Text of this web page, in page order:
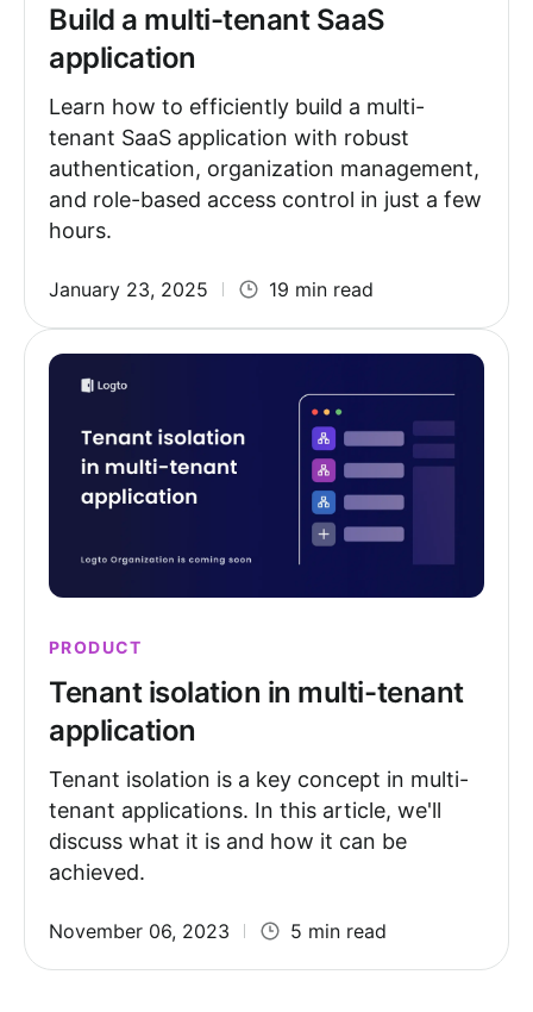
Build a multi-tenant SaaS
application
Learn how to efficiently build a multi-
tenant SaaS application with robust
authentication, organization management,
and role-based access control in just a few
hours.
January 23, 2025 19 min read
PRODUCT
Tenant isolation in multi-tenant
application
Tenant isolation is a key concept in multi-
tenant applications. In this article, we'll
discuss what it is and how it can be
achieved.
November 06, 2023 5 min read